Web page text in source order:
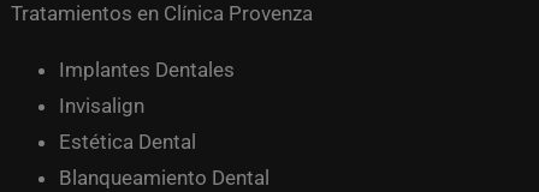
Tratamientos en Clínica Provenza
Implantes Dentales
Invisalign
Estética Dental
Blanqueamiento Dental